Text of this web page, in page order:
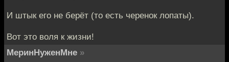
И штык его не берёт (то есть черенок лопаты).
Вот это воля к жизни!
МеринНуженМне »